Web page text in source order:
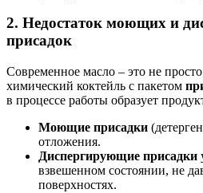
2. Недостаток моющих и
присадок
Современное масло – это не
химический коктейль с пакетом
в процессе работы образует
Моющие присадки
отложения.
Диспергирующие присадки
взвешенном состоянии, не
поверхностях.